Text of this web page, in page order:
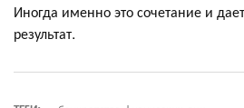
Иногда именно это сочетание и
результат.